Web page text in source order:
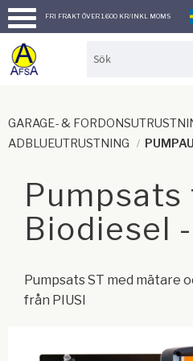
Meny
FRI FRAKT ÖVER 1.600 KR/INKL MOMS
GARAGE- &
ADBLUEUTRUSTNING
Pumpsats
Biodiesel
Pumpsats ST med mätare
från PIUSI